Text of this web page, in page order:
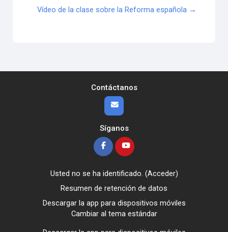
Vídeo de la clase sobre la Reforma española →
Contáctanos
Síganos
Usted no se ha identificado. (Acceder)
Resumen de retención de datos
Descargar la app para dispositivos móviles
Cambiar al tema estándar